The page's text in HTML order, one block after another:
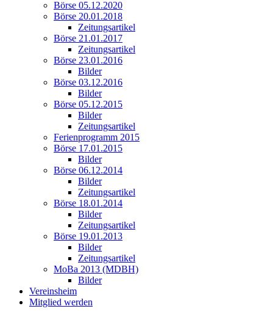
Börse 05.12.2020
Börse 20.01.2018
Zeitungsartikel
Börse 21.01.2017
Zeitungsartikel
Börse 23.01.2016
Bilder
Börse 03.12.2016
Bilder
Börse 05.12.2015
Bilder
Zeitungsartikel
Ferienprogramm 2015
Börse 17.01.2015
Bilder
Börse 06.12.2014
Bilder
Zeitungsartikel
Börse 18.01.2014
Bilder
Zeitungsartikel
Börse 19.01.2013
Bilder
Zeitungsartikel
MoBa 2013 (MDBH)
Bilder
Vereinsheim
Mitglied werden